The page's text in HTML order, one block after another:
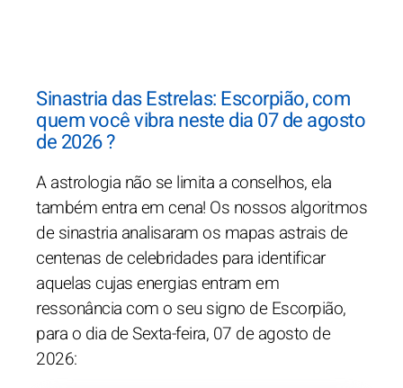
Sinastria das Estrelas: Escorpião, com
quem você vibra neste dia 07 de agosto
de 2026 ?
A astrologia não se limita a conselhos, ela
também entra em cena! Os nossos algoritmos
de sinastria analisaram os mapas astrais de
centenas de celebridades para identificar
aquelas cujas energias entram em
ressonância com o seu signo de Escorpião,
para o dia de Sexta-feira, 07 de agosto de
2026: